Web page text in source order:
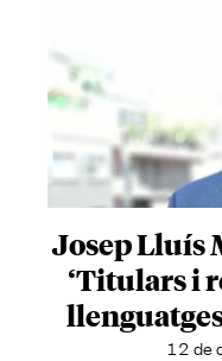
Josep Lluís
‘Titulars i
12 de